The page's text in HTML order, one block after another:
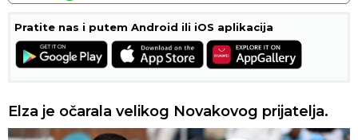
Pratite nas i putem Android ili iOS aplikacija
Elza je očarala velikog Novakovog prijatelja.